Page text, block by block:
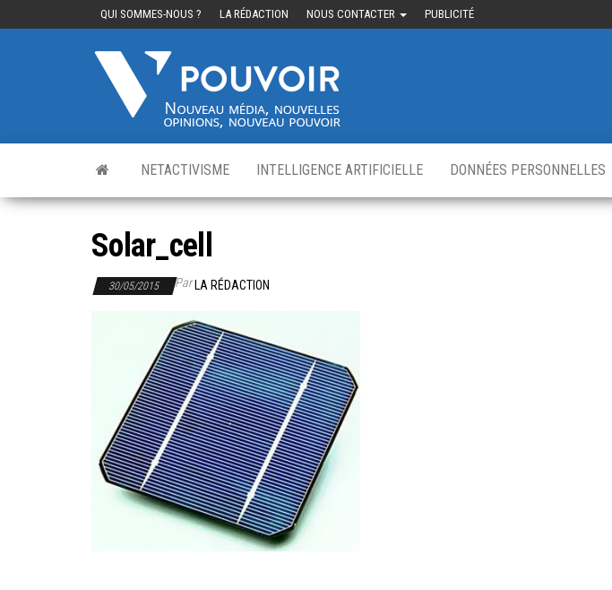
QUI SOMMES-NOUS ? LA RÉDACTION NOUS CONTACTER PUBLICITÉ
nouveau
NETACTIVISME INTELLIGENCE ARTIFICIELLE DONNÉES PERSONNELLES
Solar_cell
30/05/2015 ParLA RÉDACTION